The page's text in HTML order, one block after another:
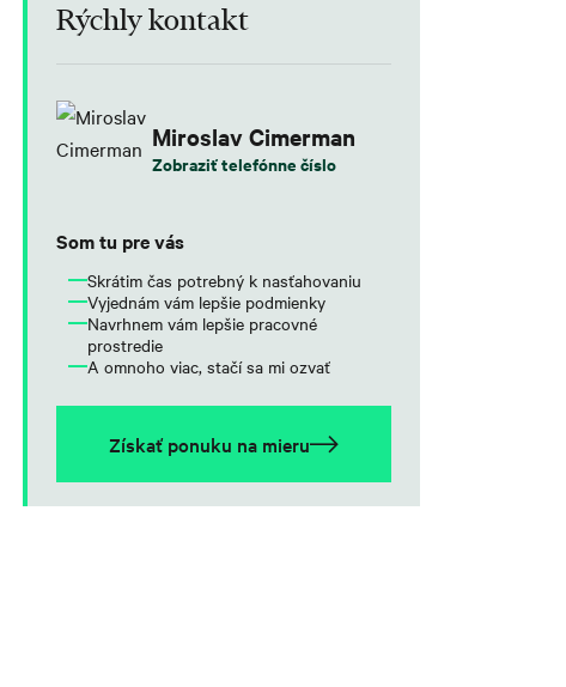
Rýchly kontakt
Miroslav Cimerman
Zobraziť telefónne číslo
Som tu pre vás
Skrátim čas potrebný k nasťahovaniu
Vyjednám vám lepšie podmienky
Navrhnem vám lepšie pracovné
prostredie
A omnoho viac, stačí sa mi ozvať
Získať ponuku na mieru